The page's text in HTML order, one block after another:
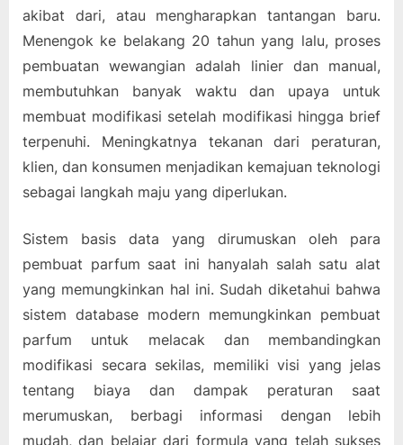
akibat dari, atau mengharapkan tantangan baru.
Menengok ke belakang 20 tahun yang lalu, proses
pembuatan wewangian adalah linier dan manual,
membutuhkan banyak waktu dan upaya untuk
membuat modifikasi setelah modifikasi hingga brief
terpenuhi. Meningkatnya tekanan dari peraturan,
klien, dan konsumen menjadikan kemajuan teknologi
sebagai langkah maju yang diperlukan.
Sistem basis data yang dirumuskan oleh para
pembuat parfum saat ini hanyalah salah satu alat
yang memungkinkan hal ini. Sudah diketahui bahwa
sistem database modern memungkinkan pembuat
parfum untuk melacak dan membandingkan
modifikasi secara sekilas, memiliki visi yang jelas
tentang biaya dan dampak peraturan saat
merumuskan, berbagi informasi dengan lebih
mudah, dan belajar dari formula yang telah sukses